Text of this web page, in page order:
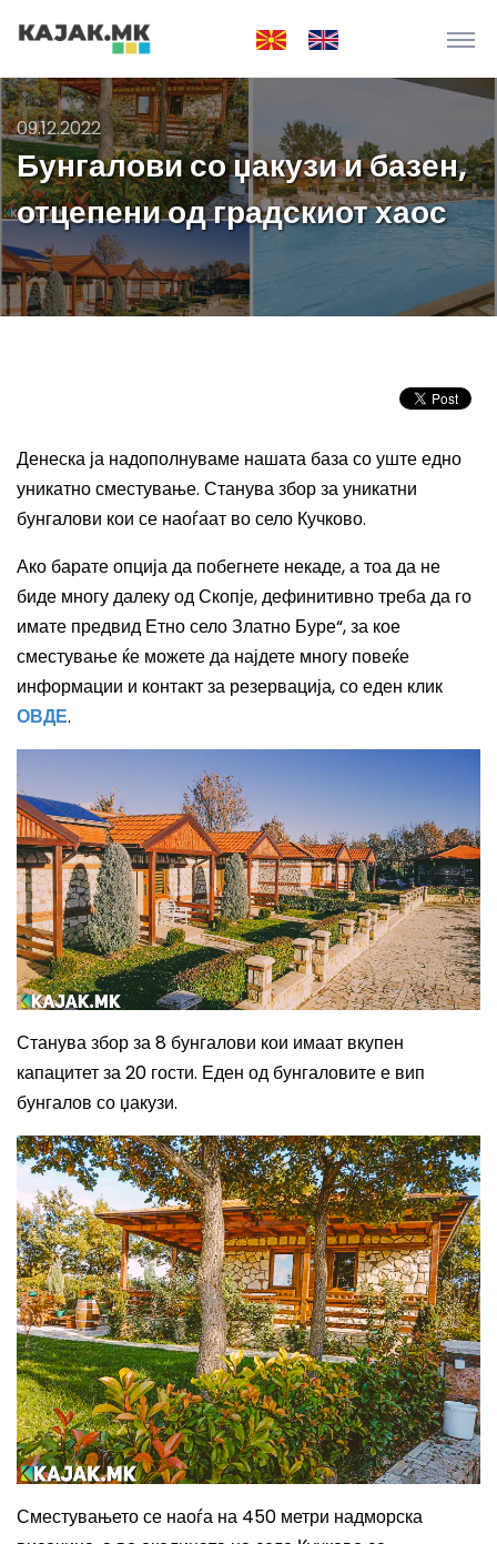
09.12.2022
Бунгалови со џакузи и базен,
отцепени од градскиот хаос
Денеска ја надополнуваме нашата база со уште едно
уникатно сместување. Станува збор за уникатни
бунгалови кои се наоѓаат во село Кучково.
Ако барате опција да побегнете некаде, а тоа да не
биде многу далеку од Скопје, дефинитивно треба да го
имате предвид Етно село Златно Буре“, за кое
сместување ќе можете да најдете многу повеќе
информации и контакт за резервација, со еден клик
ОВДЕ.
Станува збор за 8 бунгалови кои имаат вкупен
капацитет за 20 гости. Еден од бунгаловите е вип
бунгалов со џакузи.
Сместувањето се наоѓа на 450 метри надморска